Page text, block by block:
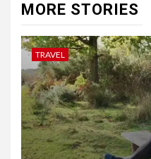
MORE STORIES
TRAVEL